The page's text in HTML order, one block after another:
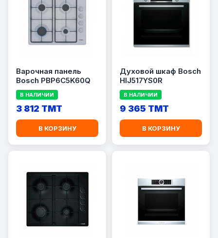
Варочная панель
Bosch PBP6C5K60Q
В НАЛИЧИИ
3 812 TMT
В КОРЗИНУ
Духовой шкаф Bosch
HIJ517YS0R
В НАЛИЧИИ
9 365 TMT
В КОРЗИНУ